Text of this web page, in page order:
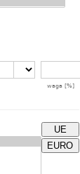
waga [%]
UE
EURO